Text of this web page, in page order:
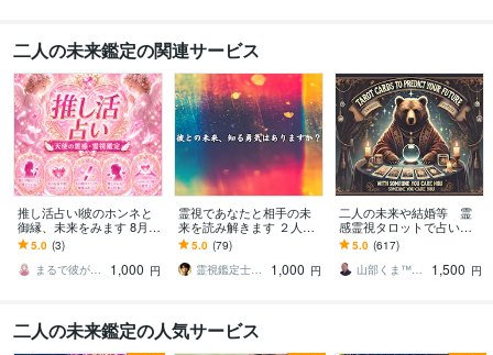
二人の未来鑑定の関連サービス
推し活占いl彼のホンネと
御縁、未来をみます 8月限
定無料プレゼント♡彼の
トリセツお届け♡霊感霊
視
5.0 (3)
まるで彼が話してるかのようにお届けl運子
1,000 円
霊視であなたと相手の未
来を読み解きます ２人に
待つ未来の可能性を霊視
で探ります
5.0 (79)
霊視鑑定士 葉月（霊眼）
1,000 円
二人の未来や結婚等 霊
感霊視タロットで占いま
す 複雑恋愛・復縁・ツイ
ンレイ・結婚の進展・ソ
ウルメイト・縁結び
5.0 (617)
山部くま™（占い師／ＥＣコンサル）
1,500 円
二人の未来鑑定の人気サービス